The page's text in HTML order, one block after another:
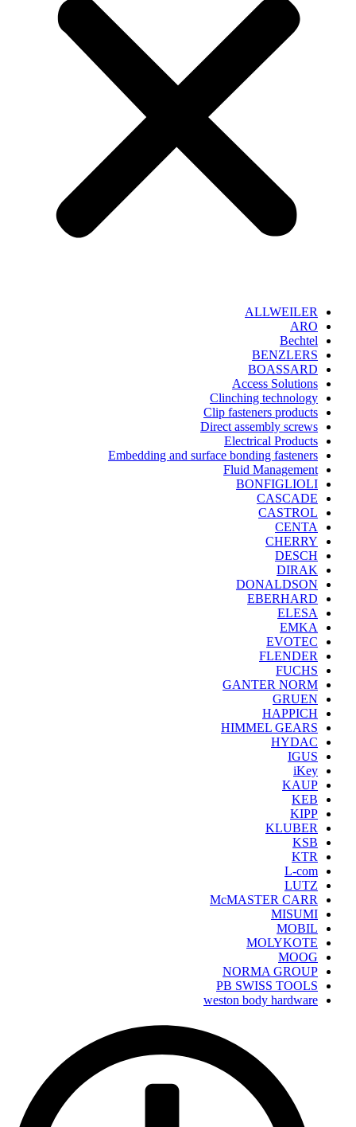
ALLWEILER
ARO
Bechtel
BENZLERS
BOASSARD
Access Solutions
Clinching technology
Clip fasteners products
Direct assembly screws
Electrical Products
Embedding and surface bonding fasteners
Fluid Management
BONFIGLIOLI
CASCADE
CASTROL
CENTA
CHERRY
DESCH
DIRAK
DONALDSON
EBERHARD
ELESA
EMKA
EVOTEC
FLENDER
FUCHS
GANTER NORM
GRUEN
HAPPICH
HIMMEL GEARS
HYDAC
IGUS
iKey
KAUP
KEB
KIPP
KLUBER
KSB
KTR
L-com
LUTZ
McMASTER CARR
MISUMI
MOBIL
MOLYKOTE
MOOG
NORMA GROUP
PB SWISS TOOLS
weston body hardware